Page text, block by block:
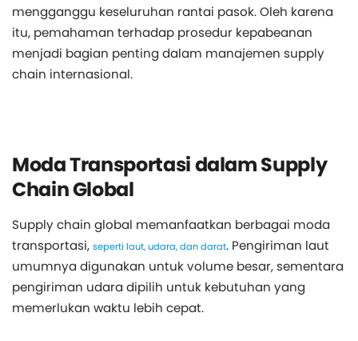
mengganggu keseluruhan rantai pasok. Oleh karena
itu, pemahaman terhadap prosedur kepabeanan
menjadi bagian penting dalam manajemen supply
chain internasional.
Moda Transportasi dalam Supply
Chain Global
Supply chain global memanfaatkan berbagai moda
transportasi, seperti laut, udara, dan darat. Pengiriman laut
umumnya digunakan untuk volume besar, sementara
pengiriman udara dipilih untuk kebutuhan yang
memerlukan waktu lebih cepat.